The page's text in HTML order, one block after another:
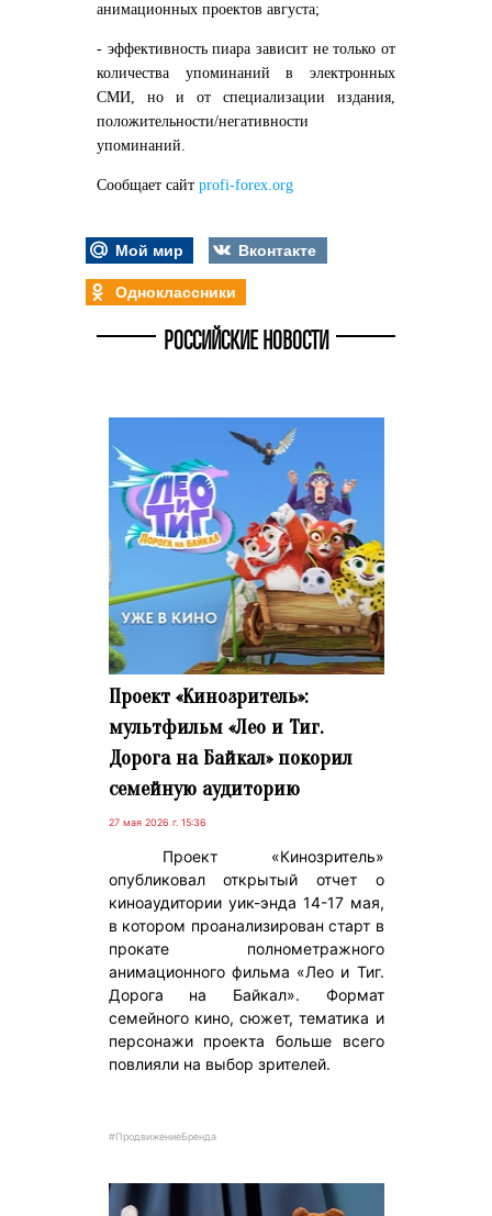
анимационных проектов августа;
- эффективность пиара зависит не только от
количества упоминаний в электронных
СМИ, но и от специализации издания,
положительности/негативности
упоминаний.
Сообщает сайт profi-forex.org
Мой мир
Вконтакте
Одноклассники
РОССИЙСКИЕ НОВОСТИ
Проект «Кинозритель»:
мультфильм «Лео и Тиг.
Дорога на Байкал» покорил
семейную аудиторию
27 мая 2026 г. 15:36
Проект «Кинозритель»
опубликовал открытый отчет о
киноаудитории уик-энда 14-17 мая,
в котором проанализирован старт в
прокате полнометражного
анимационного фильма «Лео и Тиг.
Дорога на Байкал». Формат
семейного кино, сюжет, тематика и
персонажи проекта больше всего
повлияли на выбор зрителей.
#ПродвижениеБренда